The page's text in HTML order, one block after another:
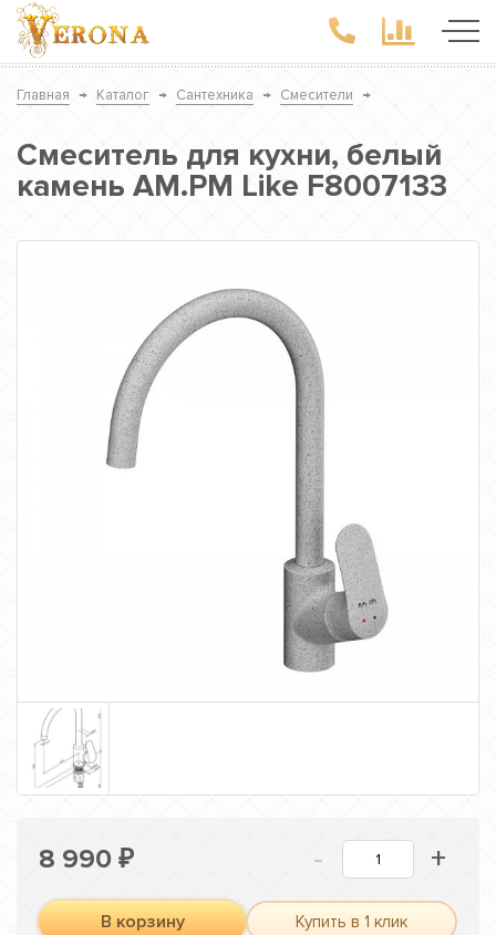
Главная → Каталог → Сантехника → Смесители →
Смеситель для кухни, белый
камень AM.PM Like F8007133
8 990 ₽ - +
В корзину Купить в 1 клик